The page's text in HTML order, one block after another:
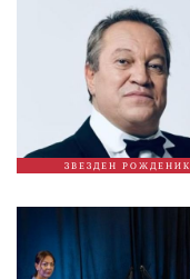
ЗВЕЗДЕН РОЖДЕНИК